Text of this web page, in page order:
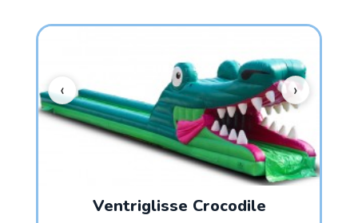
Ventriglisse Crocodile